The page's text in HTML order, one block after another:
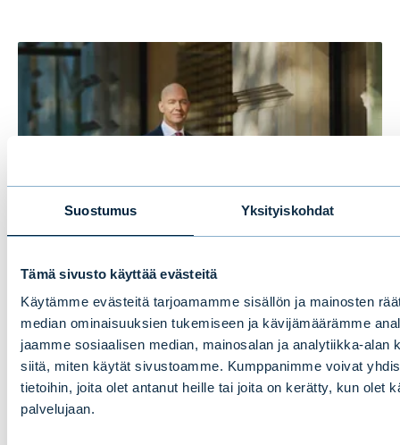
Suostumus Yksityiskohdat
Tämä sivusto käyttää evästeitä
Käytämme evästeitä tarjoamamme sisällön ja mainosten
median ominaisuuksien tukemiseen ja kävijämäärämme
jaamme sosiaalisen median, mainosalan ja analytiikka-alan
siitä, miten käytät sivustoamme. Kumppanimme voivat
tietoihin, joita olet antanut heille tai joita on kerätty, kun olet
palvelujaan.
Puolivälikatsaus 2026:
Nousumarkkina jatkuu, mutta
hengähdystauko todennäköinen
BLOGIT|MARKKINA